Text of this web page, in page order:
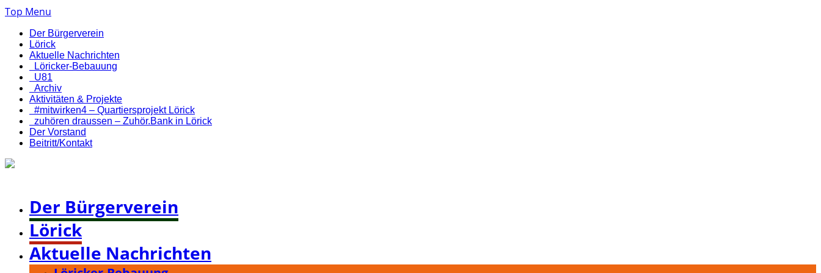
Top Menu
Der Bürgerverein
Lörick
Aktuelle Nachrichten
Löricker-Bebauung
U81
Archiv
Aktivitäten & Projekte
#mitwirken4 – Quartiersprojekt Lörick
zuhören draussen – Zuhör.Bank in Lörick
Der Vorstand
Beitritt/Kontakt
Der Bürgerverein
Lörick
Aktuelle Nachrichten